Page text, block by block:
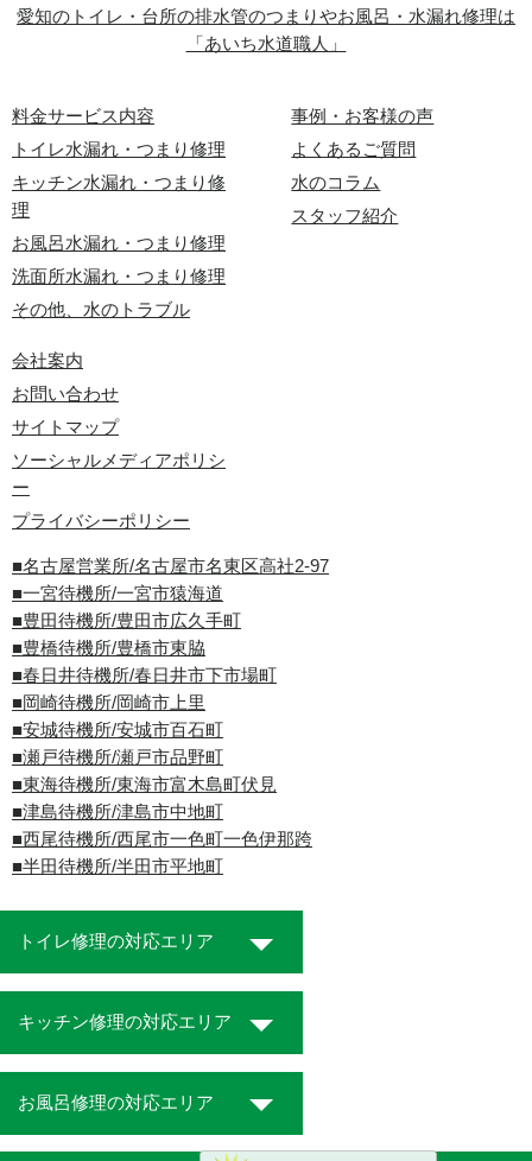
愛知のトイレ・台所の排水管のつまりやお風呂・水漏れ修理は
「あいち水道職人」
料金サービス内容
トイレ水漏れ・つまり修理
キッチン水漏れ・つまり修
理
お風呂水漏れ・つまり修理
洗面所水漏れ・つまり修理
その他、水のトラブル
事例・お客様の声
よくあるご質問
水のコラム
スタッフ紹介
会社案内
お問い合わせ
サイトマップ
ソーシャルメディアポリシ
ー
プライバシーポリシー
■名古屋営業所/名古屋市名東区高社2-97
■一宮待機所/一宮市猿海道
■豊田待機所/豊田市広久手町
■豊橋待機所/豊橋市東脇
■春日井待機所/春日井市下市場町
■岡崎待機所/岡崎市上里
■安城待機所/安城市百石町
■瀬戸待機所/瀬戸市品野町
■東海待機所/東海市富木島町伏見
■津島待機所/津島市中地町
■西尾待機所/西尾市一色町一色伊那跨
■半田待機所/半田市平地町
トイレ修理の対応エリア
キッチン修理の対応エリア
お風呂修理の対応エリア